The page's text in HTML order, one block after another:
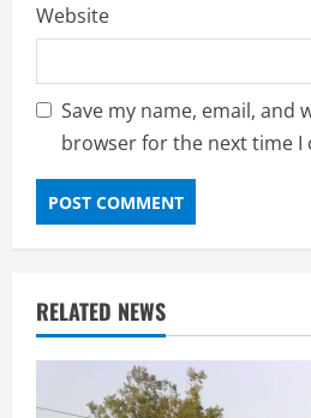
Website
Save my name, email, and
browser for the next time I
RELATED NEWS